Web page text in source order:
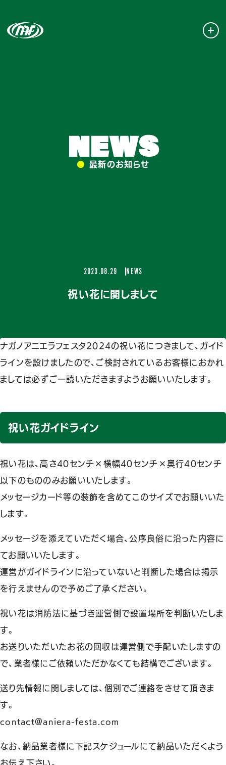
NEWS
● 最新のお知らせ
2023.08.29 NEWS
祝い花に関しまして
ナガノアニエラフェスタ2024の祝い花につきまして、ガイド
ラインを設けましたので、ご検討されているお客様におかれ
ましては必ずご一読いただきますようお願いいたします。
祝い花ガイドライン
祝い花は、高さ40センチ×横幅40センチ×奥行40センチ
以下のもののみお願いいたします。
メッセージカード等の装飾を含めてこのサイズでお願いいた
します。
メッセージを添えていただく場合、公序良俗に沿った内容に
てお願いいたします。
運営がガイドラインに沿っていないと判断した場合は掲示
を行えませんので予めご了承ください。
祝い花は消防法に基づき運営側で設置場所を判断いたしま
す。
お送りいただいたお花の回収は運営側で手配いたしますの
で、業者様にご依頼いただかなくても結構でございます。
送り先情報に関しましては、個別でご連絡をさせて頂きま
す。
contact@aniera-festa.com
なお、納品業者様に下記スケジュールにて納品いただくよう
お伝え下さい。